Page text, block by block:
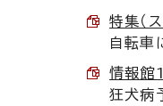
特集（
自転車
情報館
狂犬病